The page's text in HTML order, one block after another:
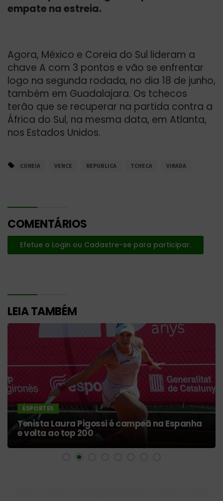
empate na estreia.
Agora, México e Coreia do Sul lideram a
chave A com 3 pontos e vão se enfrentar
logo na segunda rodada, no dia 18 de junho,
também em Guadalajara. Os tchecos
terão que se recuperar na partida contra a
África do Sul, na mesma data, em Atlanta,
nos Estados Unidos.
COREIA VENCE REPUBLICA TCHECA VIRADA
COMENTÁRIOS
Efetue o Login ou Cadastre-se para participar.
LEIA TAMBÉM
ESPORTES
Tenista Laura Pigossi é campeã na Espanha
e volta ao top 200